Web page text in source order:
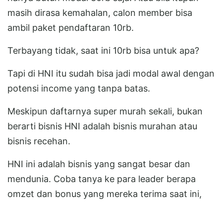
masih dirasa kemahalan, calon member bisa
ambil paket pendaftaran 10rb.
Terbayang tidak, saat ini 10rb bisa untuk apa?
Tapi di HNI itu sudah bisa jadi modal awal dengan
potensi income yang tanpa batas.
Meskipun daftarnya super murah sekali, bukan
berarti bisnis HNI adalah bisnis murahan atau
bisnis recehan.
HNI ini adalah bisnis yang sangat besar dan
mendunia. Coba tanya ke para leader berapa
omzet dan bonus yang mereka terima saat ini,